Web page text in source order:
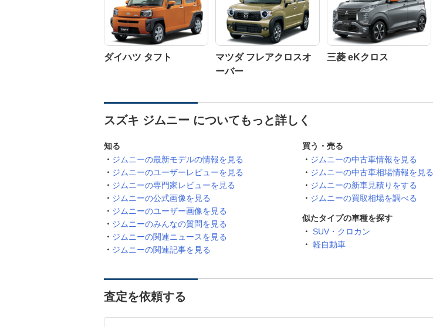
ダイハツ タフト
マツダ フレアクロスオ
ーバー
三菱 eKクロス
スズキ ジムニー についてもっと詳しく
知る
ジムニーの最新モデルの情報を見る
ジムニーのユーザーレビューを見る
ジムニーの専門家レビューを見る
ジムニーの公式画像を見る
ジムニーのユーザー画像を見る
ジムニーのみんなの質問を見る
ジムニーの関連ニュースを見る
ジムニーの関連記事を見る
買う・売る
ジムニーの中古車情報を見る
ジムニーの中古車相場情報を見る
ジムニーの新車見積りをする
ジムニーの買取相場を調べる
似たタイプの車種を探す
SUV・クロカン
軽自動車
査定を依頼する